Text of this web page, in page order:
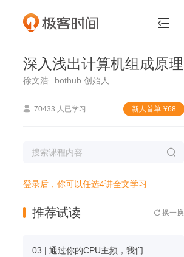

深入浅出计算机组成原理
徐文浩 bothub 创始人
 70433 人已学习 新⼈⾸单 ¥68

登录后，你可以任选4讲全文学习
推荐试读  换一换
03 | 通过你的CPU主频，我们
 深入浅出计算机组成原理